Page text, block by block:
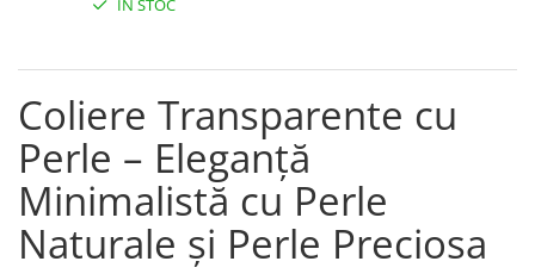
Coliere Transparente cu Stea
Coliere Transparente cu Semilună
Coliere Transparente cu Zodii
Coliere Transparente cu Perle
Coliere Transparente cu Initiale
Coliere Transparente cu Flori
Coliere Transparente cu Animale
Coliere Transparente cu Molecule
Brățări din Argint cu pietre
LĂNȚIȘOARE ARGINT
IN STOC
Coliere Transparente cu
Perle – Eleganță
Minimalistă cu Perle
Naturale și Perle Preciosa